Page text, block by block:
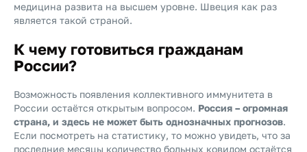
медицина развита на высшем уровне. Швеция как раз
является такой страной.
К чему готовиться гражданам
России?
Возможность появления коллективного иммунитета в
России остаётся открытым вопросом. Россия – огромная
страна, и здесь не может быть однозначных прогнозов.
Если посмотреть на статистику, то можно увидеть, что за
последние месяцы количество больных ковидом остаётся